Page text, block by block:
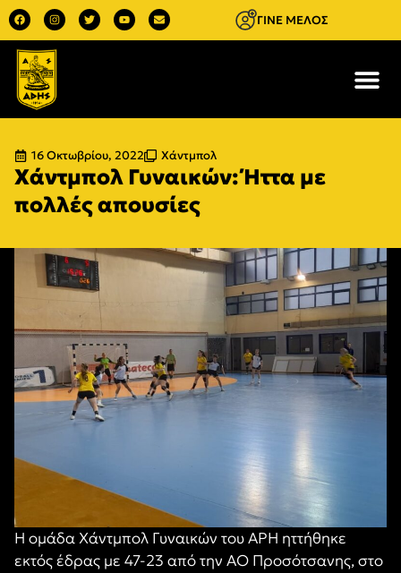
ΓΙΝΕ ΜΕΛΟΣ
16 Οκτωβρίου, 2022 Χάντμπολ
Χάντμπολ Γυναικών: Ήττα με
πολλές απουσίες
Η ομάδα Χάντμπολ Γυναικών του ΑΡΗ ηττήθηκε
εκτός έδρας με 47-23 από την ΑΟ Προσότσανης, στο